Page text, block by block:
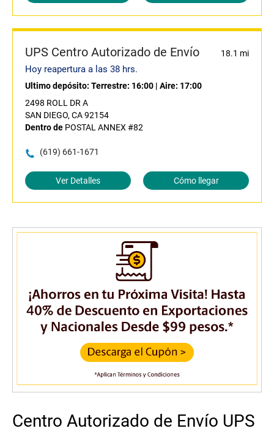
UPS Centro Autorizado de Envío 18.1 mi
Hoy reapertura a las 38 hrs.
Ultimo depósito: Terrestre: 16:00 | Aire: 17:00
2498 ROLL DR A
SAN DIEGO, CA 92154
Dentro de POSTAL ANNEX #82
(619) 661-1671
Ver Detalles Cómo llegar
Centro Autorizado de Envío UPS